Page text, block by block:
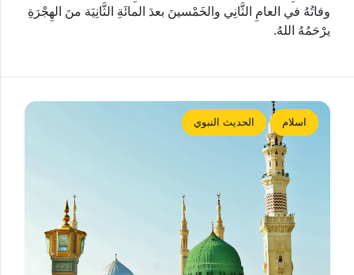
وفاتُهُ في العامِ الثَّانِي والخَمْسينَ بعدَ المائَةِ الثَّانِيَة منَ الهِجْرَةِ
يرْحَمُهُ اللهُ.
اسلام الحديث النبوي